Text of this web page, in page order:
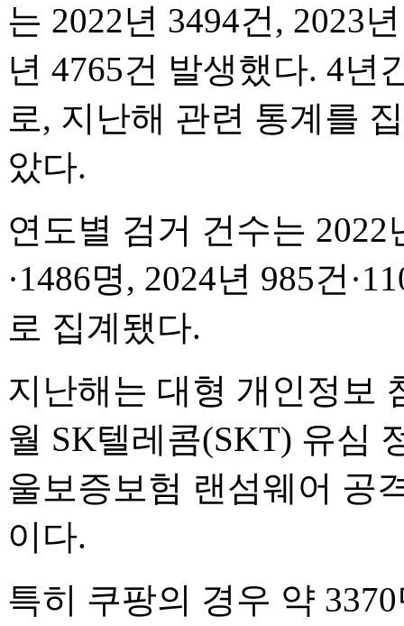
는 2022년 3494건, 2023
년 4765건 발생했다. 4년
로, 지난해 관련 통계를
았다.
연도별 검거 건수는 2022
·1486명, 2024년 985건
로 집계됐다.
지난해는 대형 개인정보
월 SK텔레콤(SKT) 유심
울보증보험 랜섬웨어 공
이다.
특히 쿠팡의 경우 약